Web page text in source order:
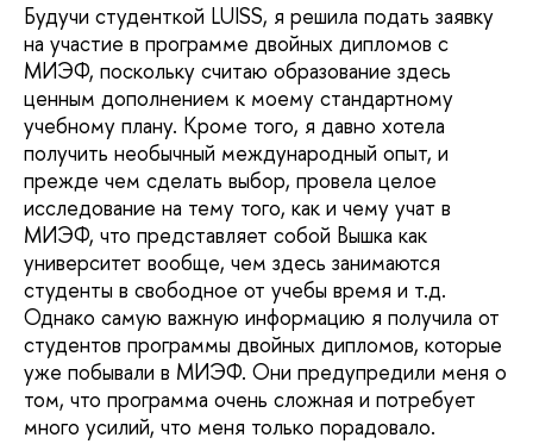
Будучи студенткой LUISS, я решила подать заявку
на участие в программе двойных дипломов с
МИЭФ, поскольку считаю образование здесь
ценным дополнением к моему стандартному
учебному плану. Кроме того, я давно хотела
получить необычный международный опыт, и
прежде чем сделать выбор, провела целое
исследование на тему того, как и чему учат в
МИЭФ, что представляет собой Вышка как
университет вообще, чем здесь занимаются
студенты в свободное от учебы время и т.д.
Однако самую важную информацию я получила от
студентов программы двойных дипломов, которые
уже побывали в МИЭФ. Они предупредили меня о
том, что программа очень сложная и потребует
много усилий, что меня только порадовало.